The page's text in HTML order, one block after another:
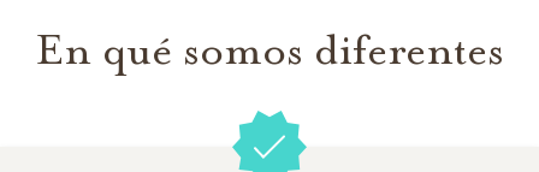
En qué somos diferentes